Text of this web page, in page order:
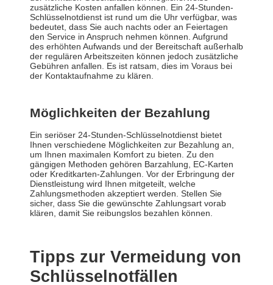
zusätzliche Kosten anfallen können. Ein 24-Stunden-
Schlüsselnotdienst ist rund um die Uhr verfügbar, was
bedeutet, dass Sie auch nachts oder an Feiertagen
den Service in Anspruch nehmen können. Aufgrund
des erhöhten Aufwands und der Bereitschaft außerhalb
der regulären Arbeitszeiten können jedoch zusätzliche
Gebühren anfallen. Es ist ratsam, dies im Voraus bei
der Kontaktaufnahme zu klären.
Möglichkeiten der Bezahlung
Ein seriöser 24-Stunden-Schlüsselnotdienst bietet
Ihnen verschiedene Möglichkeiten zur Bezahlung an,
um Ihnen maximalen Komfort zu bieten. Zu den
gängigen Methoden gehören Barzahlung, EC-Karten
oder Kreditkarten-Zahlungen. Vor der Erbringung der
Dienstleistung wird Ihnen mitgeteilt, welche
Zahlungsmethoden akzeptiert werden. Stellen Sie
sicher, dass Sie die gewünschte Zahlungsart vorab
klären, damit Sie reibungslos bezahlen können.
Tipps zur Vermeidung von
Schlüsselnotfällen